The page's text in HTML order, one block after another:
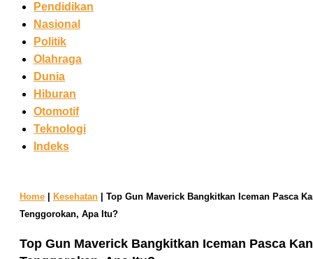
Pendidikan
Nasional
Politik
Olahraga
Dunia
Hiburan
Otomotif
Teknologi
Indeks
Home | Kesehatan | Top Gun Maverick Bangkitkan Iceman Pasca
Tenggorokan, Apa Itu?
Top Gun Maverick Bangkitkan Iceman Pasca